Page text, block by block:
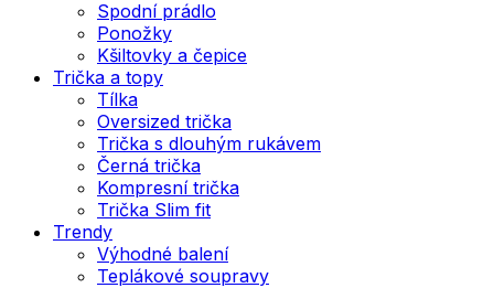
Spodní prádlo
Ponožky
Kšiltovky a čepice
Trička a topy
Tílka
Oversized trička
Trička s dlouhým rukávem
Černá trička
Kompresní trička
Trička Slim fit
Trendy
Výhodné balení
Teplákové soupravy